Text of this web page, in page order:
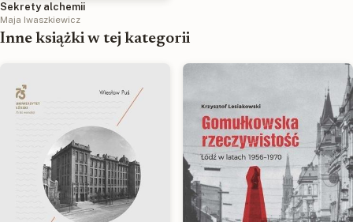
Sekrety alchemii
Maja Iwaszkiewicz
Inne książki w tej kategorii